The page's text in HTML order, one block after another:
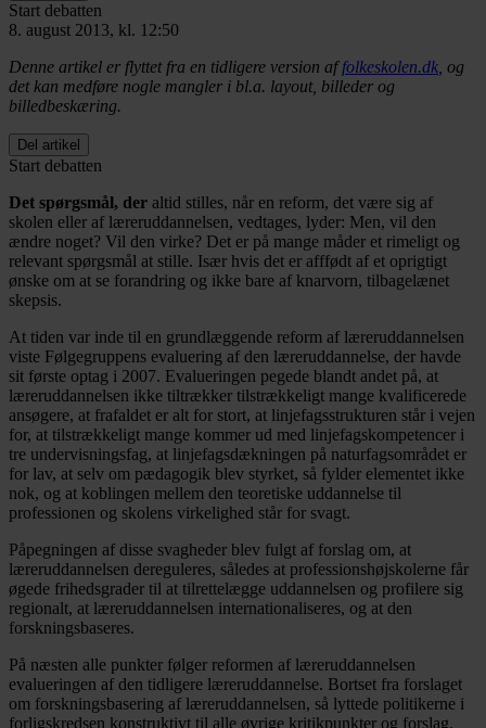
Start debatten
8. august 2013, kl. 12:50
Denne artikel er flyttet fra en tidligere version affolkeskolen.dk, og
det kan medføre nogle mangler i bl.a. layout, billeder og
billedbeskæring.
Del artikel
Start debatten
Det spørgsmål, der altid stilles, når en reform, det være sig af
skolen eller af læreruddannelsen, vedtages, lyder: Men, vil den
ændre noget? Vil den virke? Det er på mange måder et rimeligt og
relevant spørgsmål at stille. Især hvis det er afffødt af et oprigtigt
ønske om at se forandring og ikke bare af knarvorn, tilbagelænet
skepsis.
At tiden var inde til en grundlæggende reform af læreruddannelsen
viste Følgegruppens evaluering af den læreruddannelse, der havde
sit første optag i 2007. Evalueringen pegede blandt andet på, at
læreruddannelsen ikke tiltrækker tilstrækkeligt mange kvalificerede
ansøgere, at frafaldet er alt for stort, at linjefagsstrukturen står i vejen
for, at tilstrækkeligt mange kommer ud med linjefagskompetencer i
tre undervisningsfag, at linjefagsdækningen på naturfagsområdet er
for lav, at selv om pædagogik blev styrket, så fylder elementet ikke
nok, og at koblingen mellem den teoretiske uddannelse til
professionen og skolens virkelighed står for svagt.
Påpegningen af disse svagheder blev fulgt af forslag om, at
læreruddannelsen dereguleres, således at professionshøjskolerne får
øgede frihedsgrader til at tilrettelægge uddannelsen og profilere sig
regionalt, at læreruddannelsen internationaliseres, og at den
forskningsbaseres.
På næsten alle punkter følger reformen af læreruddannelsen
evalueringen af den tidligere læreruddannelse. Bortset fra forslaget
om forskningsbasering af læreruddannelsen, så lyttede politikerne i
forligskredsen konstruktivt til alle øvrige kritikpunkter og forslag.